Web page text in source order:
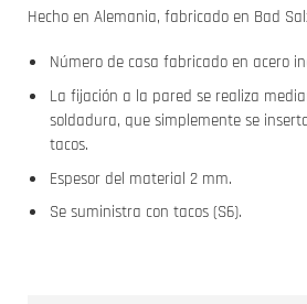
Hecho en Alemania, fabricado en Bad
Número de casa fabricado en acero
La fijación a la pared se realiza
soldadura, que simplemente se
tacos.
Espesor del material 2 mm.
Se suministra con tacos (S6).